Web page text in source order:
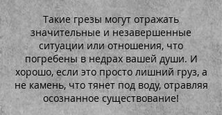
Такие грезы могут отражать
значительные и незавершенные
ситуации или отношения, что
погребены в недрах вашей души. И
хорошо, если это просто лишний груз, а
не камень, что тянет под воду, отравляя
осознанное существование!